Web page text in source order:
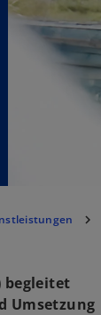
begleitet
Umsetzung